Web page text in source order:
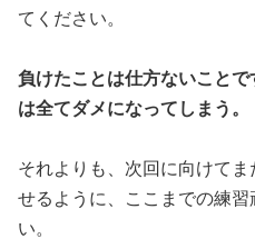
てください。
負けたことは仕方ないこと
は全てダメになってしまう。
それよりも、次回に向けて
せるように、ここまでの練
い。